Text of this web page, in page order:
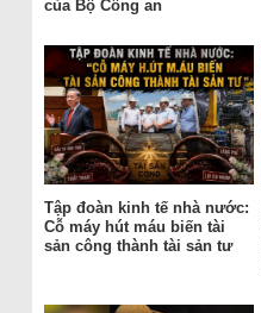
của Bộ Công an
Tập đoàn kinh tế nhà nước:
Cỗ máy hút máu biến tài
sản công thành tài sản tư